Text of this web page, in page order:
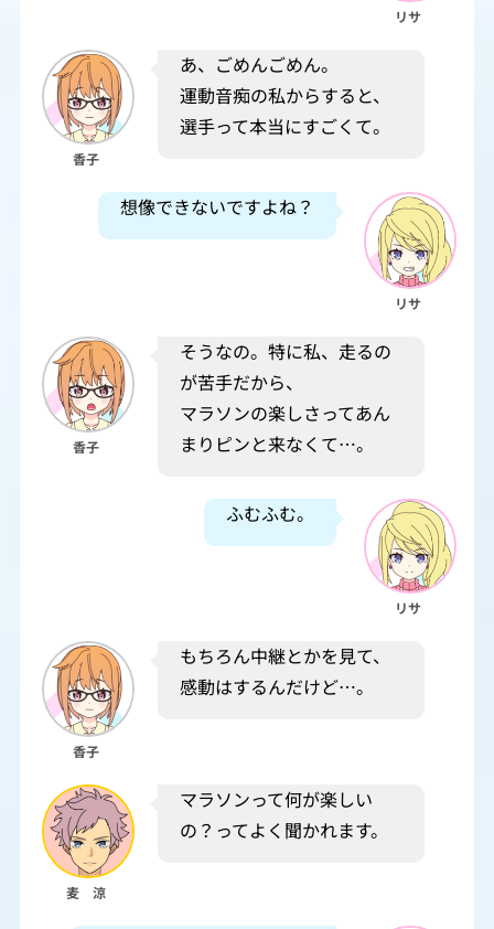
リサ
香子
あ、ごめんごめん。
運動音痴の私からすると、
選手って本当にすごくて。
想像できないですよね？
リサ
香子
そうなの。特に私、走るの
が苦手だから、
マラソンの楽しさってあん
まりピンと来なくて…。
ふむふむ。
リサ
香子
もちろん中継とかを見て、
感動はするんだけど…。
麦 涼
マラソンって何が楽しい
の？ってよく聞かれます。